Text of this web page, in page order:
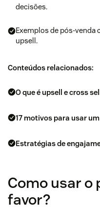
decisões.
Exemplos de pós-
upsell.
Conteúdos relacionados:
O que é upsell e cross
17 motivos para usar um
Estratégias de
Como usar o
favor?